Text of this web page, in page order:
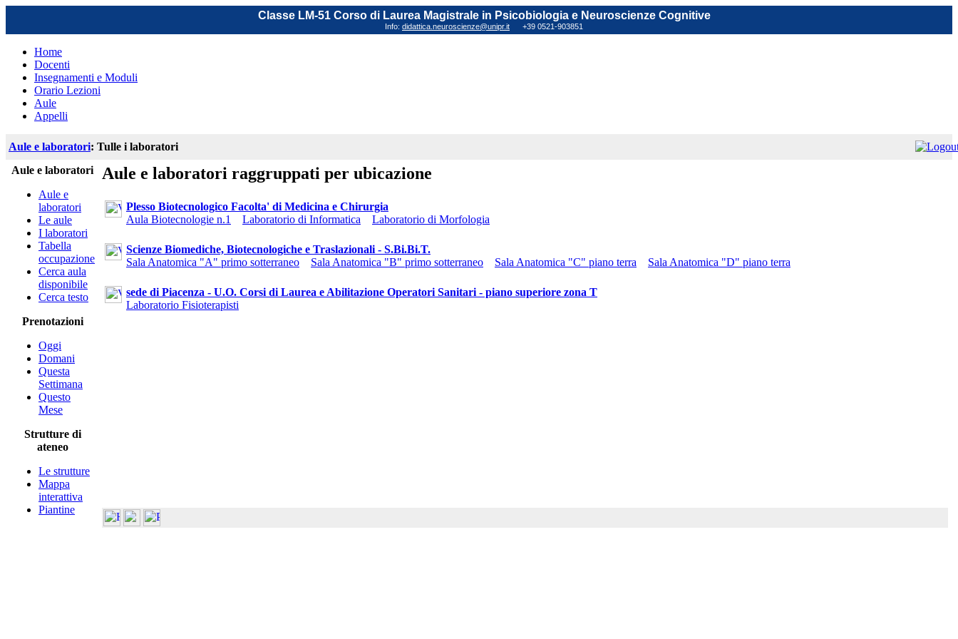
Classe LM-51 Corso di Laurea Magistrale in Psicobiologia e Neuroscienze Cognitive
Info: didattica.neuroscienze@unipr.it +39 0521-903851
Home
Docenti
Insegnamenti e Moduli
Orario Lezioni
Aule
Appelli
Aule e laboratori: Tulle i laboratori
Aule e laboratori
Aule e
laboratori
Le aule
I laboratori
Tabella
occupazione
Cerca aula
disponibile
Cerca testo
Prenotazioni
Oggi
Domani
Questa
Settimana
Questo
Mese
Strutture di
ateneo
Le strutture
Mappa
interattiva
Piantine
Aule e laboratori raggruppati per ubicazione
Plesso Biotecnologico Facolta' di Medicina e Chirurgia
Aula Biotecnologie n.1
Laboratorio di Informatica Laboratorio di Morfologia
Scienze Biomediche, Biotecnologiche e Traslazionali - S.Bi.Bi.T.
Sala Anatomica "A" primo sotterraneo
Sala Anatomica "B" primo sotterraneo Sala Anatomica "C" piano terra Sala Anatomica "D" piano terra
sede di Piacenza - U.O. Corsi di Laurea e Abilitazione Operatori Sanitari - piano superiore zona T
Laboratorio Fisioterapisti